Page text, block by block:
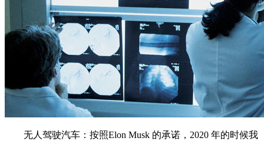
无人驾驶汽车：按照Elon Musk 的承诺，2020 年的时候我